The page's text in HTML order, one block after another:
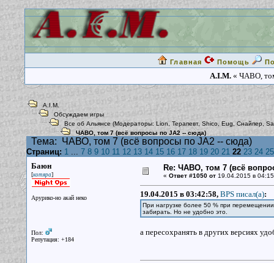
Главная Помощь
A.I.M. « ЧАВО,
A.I.M.
Обсуждаем игры
Все об Альянсе (Модераторы: Lion,Терапевт, Shico Eug, Снайпер,
ЧАВО, том 7 (всё вопросы по JA2 -- сюда)
Тема: ЧАВО, том 7 (всё вопросы по JA2 -- сюда)
Страниц: 1... 7 8 9 10 11 12 13 14 15 16 17 18 19 20 21 22 23 24 25
Баюн
[котяра]
Арурико-но акай неко
Пол:
Репутация: +184
Re: ЧАВО, том 7 (всё
« Ответ #1050 от19.04.2015 в
19.04.2015 в 03:42:58, BPS писал(a):
При нагрузке более 50 % при
забирать. Но не удобно это.
а пересохранять в других версиях